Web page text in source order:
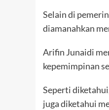
Selain di
diamanahkan
Arifin Junaidi
kepemimpinan
Seperti
juga diketahui